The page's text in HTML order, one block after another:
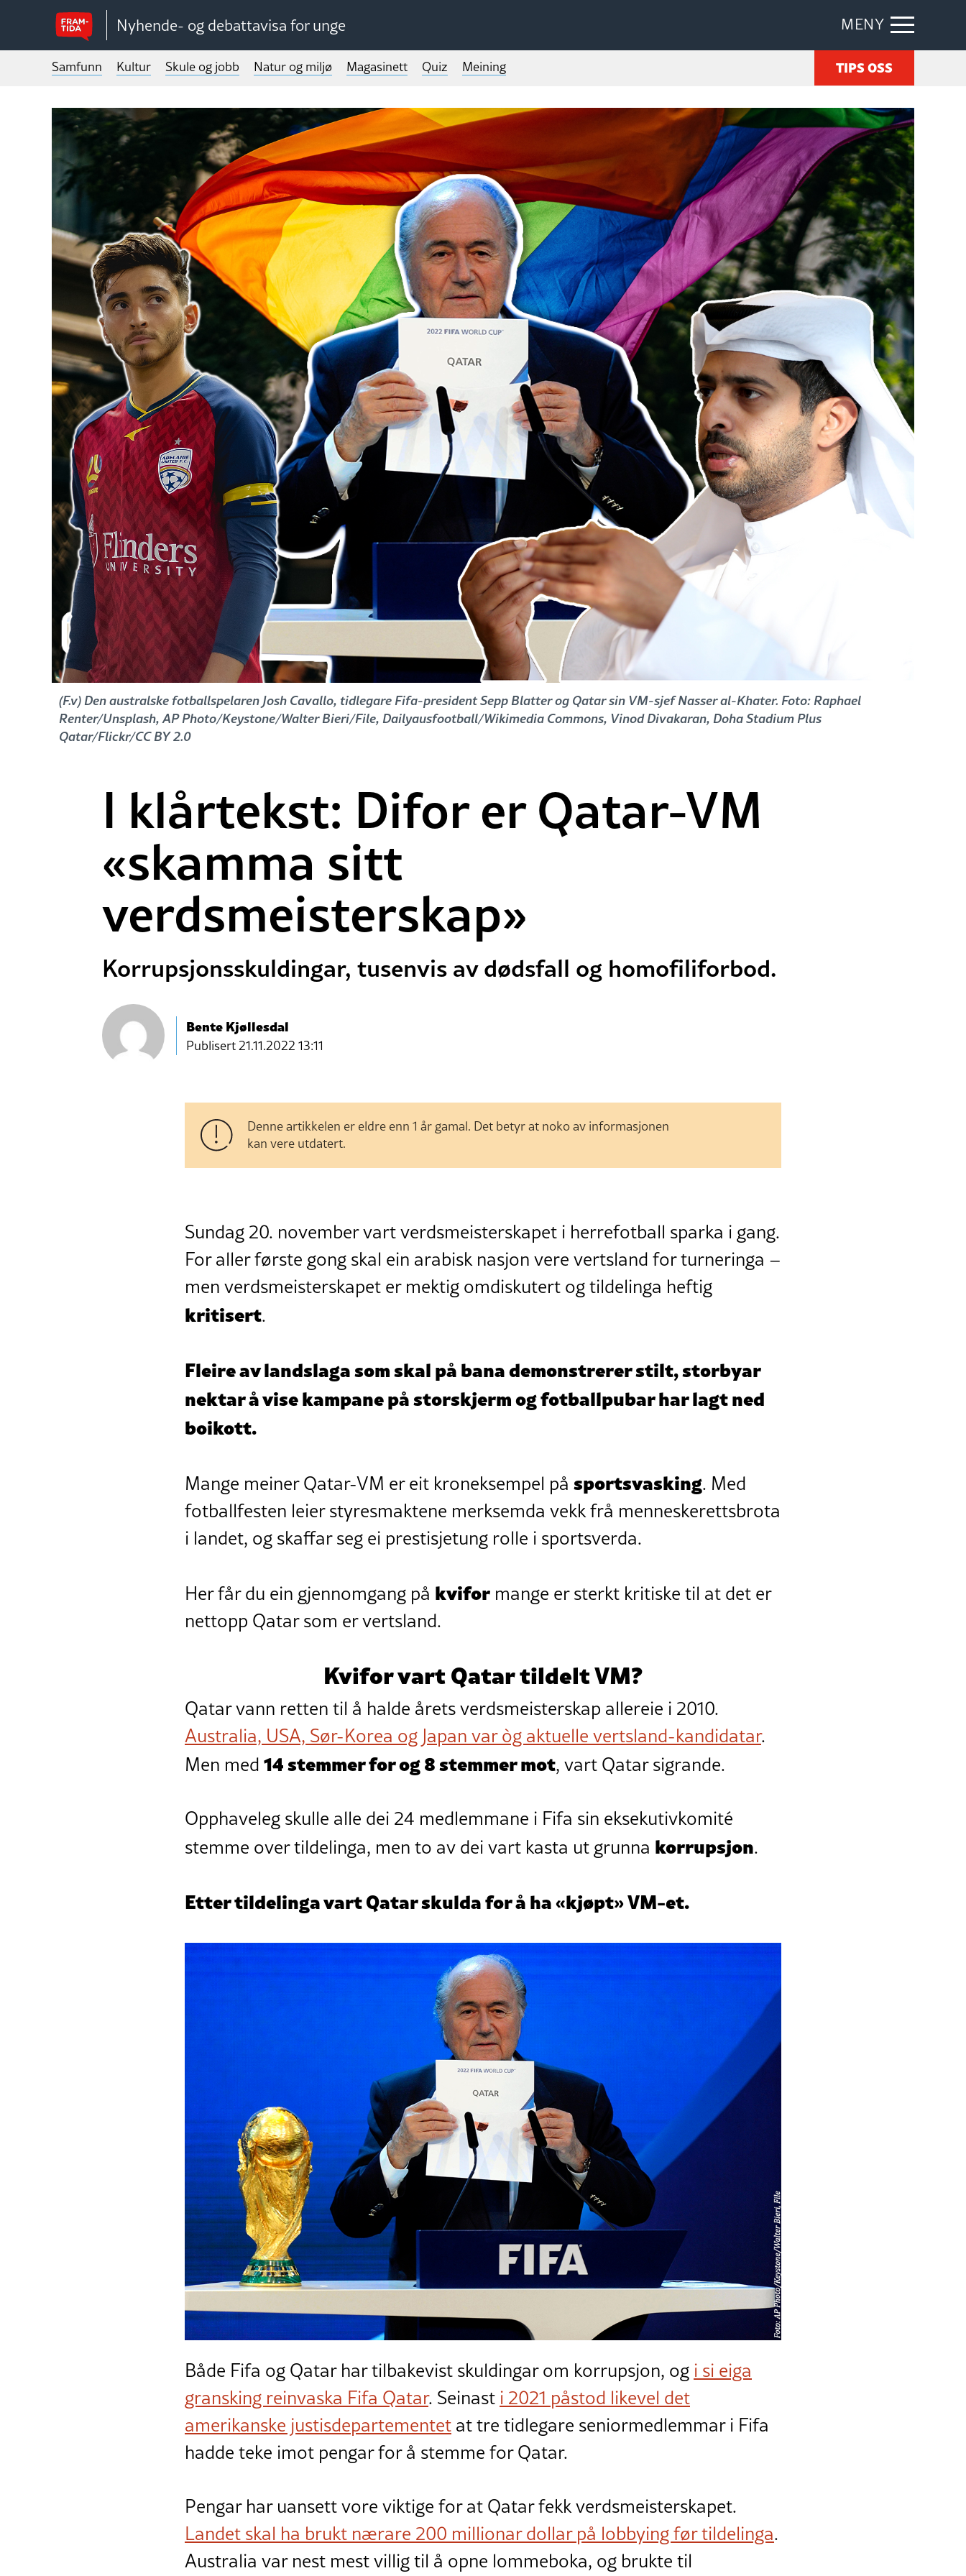
Nyhende- og debattavisa for unge MENY
Samfunn Kultur Skule og jobb Natur og miljø Magasinett Quiz Meining TIPS OSS
(F.v) Den australske fotballspelaren Josh Cavallo, tidlegare Fifa-president Sepp Blatter og Qatar sin VM-sjef Nasser al-Khater. Foto: Raphael
Renter/Unsplash, AP Photo/Keystone/Walter Bieri/File, Dailyausfootball/Wikimedia Commons, Vinod Divakaran, Doha Stadium Plus
Qatar/Flickr/CC BY 2.0
I klårtekst: Difor er Qatar-VM
«skamma sitt
verdsmeisterskap»
Korrupsjonsskuldingar, tusenvis av dødsfall og homofiliforbod.
Bente Kjøllesdal
Publisert21.11.2022 13:11
Denne artikkelen er eldre enn 1 år gamal. Det betyr at noko av informasjonen
kan vere utdatert.
Sundag 20. november vart verdsmeisterskapet i herrefotball sparka i gang.
For aller første gong skal ein arabisk nasjon vere vertsland for turneringa –
men verdsmeisterskapet er mektig omdiskutert og tildelinga heftig
kritisert.
Fleire av landslaga som skal på bana demonstrerer stilt, storbyar
nektar å vise kampane på storskjerm og fotballpubar har lagt ned
boikott.
Mange meiner Qatar-VM er eit kroneksempel på sportsvasking. Med
fotballfesten leier styresmaktene merksemda vekk frå menneskerettsbrota
i landet, og skaffar seg ei prestisjetung rolle i sportsverda.
Her får du ein gjennomgang på kvifor mange er sterkt kritiske til at det er
nettopp Qatar som er vertsland.
Kvifor vart Qatar tildelt VM?
Qatar vann retten til å halde årets verdsmeisterskap allereie i 2010.
Australia, USA, Sør-Korea og Japan var òg aktuelle vertsland-kandidatar.
Men med14 stemmer for og 8 stemmer mot, vart Qatar sigrande.
Opphaveleg skulle alle dei 24 medlemmane i Fifa sin eksekutivkomité
stemme over tildelinga, men to av dei vart kasta ut grunna korrupsjon.
Etter tildelinga vart Qatar skulda for å ha «kjøpt» VM-et.
Både Fifa og Qatar har tilbakevist skuldingar om korrupsjon, og i si eiga
gransking reinvaska Fifa Qatar. Seinast i 2021 påstod likevel det
amerikanske justisdepartementetat tre tidlegare seniormedlemmar i Fifa
hadde teke imot pengar for å stemme for Qatar.
Pengar har uansett vore viktige for at Qatar fekk verdsmeisterskapet.
Landet skal ha brukt nærare 200 millionar dollar på lobbying før tildelinga.
Australia var nest mest villig til å opne lommeboka, og brukte til